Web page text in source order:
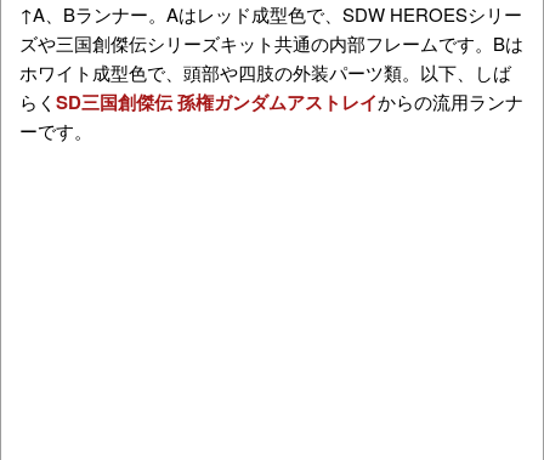
↑A、Bランナー。Aはレッド成型色で、SDW HEROESシリー
ズや三国創傑伝シリーズキット共通の内部フレームです。Bは
ホワイト成型色で、頭部や四肢の外装パーツ類。以下、しば
らく SD三国創傑伝 孫権ガンダムアストレイからの流用ランナ
ーです。